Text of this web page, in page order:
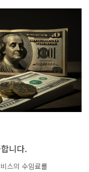
니다.
스의 수임료를